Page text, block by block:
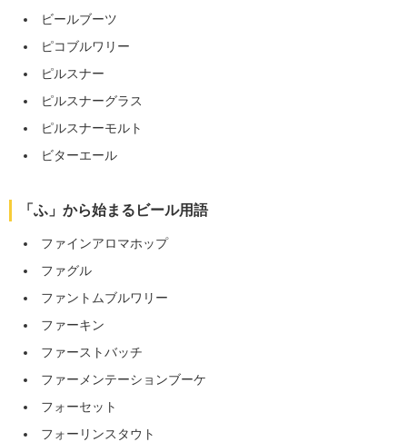
ビールブーツ
ピコブルワリー
ピルスナー
ピルスナーグラス
ピルスナーモルト
ビターエール
「ふ」から始まるビール用語
ファインアロマホップ
ファグル
ファントムブルワリー
ファーキン
ファーストバッチ
ファーメンテーションブーケ
フォーセット
フォーリンスタウト